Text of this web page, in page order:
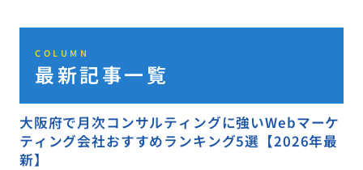
COLUMN
最新記事一覧
大阪府で月次コンサルティングに強いWebマーケ
ティング会社おすすめランキング5選【2026年最
新】